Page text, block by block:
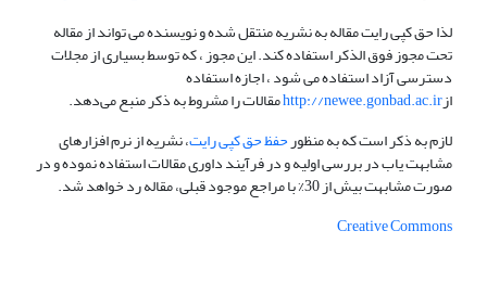
لذا حق کپی رایت مقاله به نشریه منتقل شده و نویسنده می تواند از مقاله
تحت مجوز فوق الذکر استفاده کند. این مجوز ، که توسط بسیاری از مجلات
دسترسی آزاد استفاده می شود ، اجازه استفاده
ازhttp://newee.gonbad.ac.irمقالات را مشروط به ذکر منبع می‌دهد.
لازم به ذکر است که به منظورحفظ حق کپی رایت، نشریه از نرم افزارهای
مشابهت یاب در بررسی اولیه و در فرآیند داوری مقالات استفاده نموده و در
صورت مشابهت بیش از 30% با مراجع موجود قبلی، مقاله رد خواهد شد.
Creative Commons